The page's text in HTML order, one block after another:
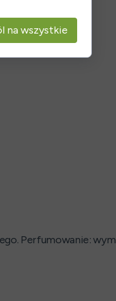
Perfumowanie:
na wszystkie